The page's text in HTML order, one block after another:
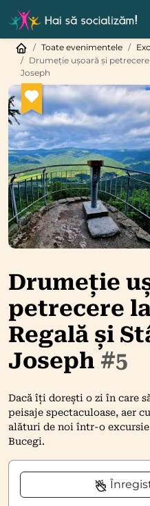
Toate evenimentele
Drumeție ușoară și
Joseph
Drumeție
petrecere
Regală și
Joseph #5
Dacă îți dorești o zi în care
peisaje spectaculoase, aer
alături de noi într-o
Bucegi.